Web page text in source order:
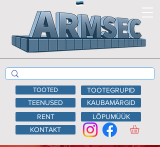
TEENUSED
KAUBAMÄRGID
RENT
LÕPUMÜÜK
KONTAKT
TOOTED TOOTEGRUPID